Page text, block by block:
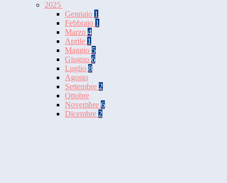
2025
Gennaio 1
Febbraio 1
Marzo 4
Aprile 1
Maggio 5
Giugno 6
Luglio 8
Agosto
Settembre 2
Ottobre
Novembre 6
Dicembre 2